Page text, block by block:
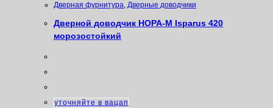
Дверная фурнитура, Дверные доводчики
Дверной доводчик НОРА-М Isparus 420
морозостойкий
уточняйте в вацап